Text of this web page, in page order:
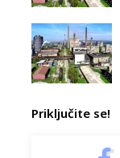
Priključite se!